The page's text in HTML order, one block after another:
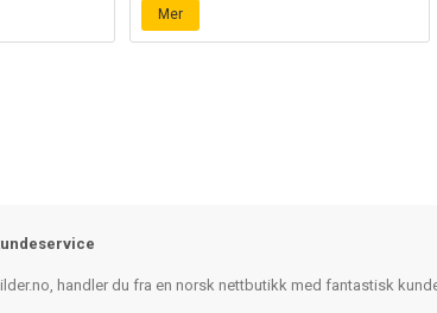
Mer
handler du fra en norsk nettbutikk med fantastisk